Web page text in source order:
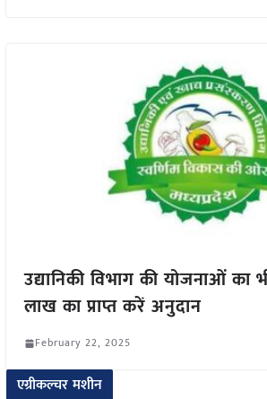
उद्यानिकी विभाग की योजनाओं का
लाख का प्राप्त करें अनुदान
February 22, 2025
एग्रीकल्चर मशीन